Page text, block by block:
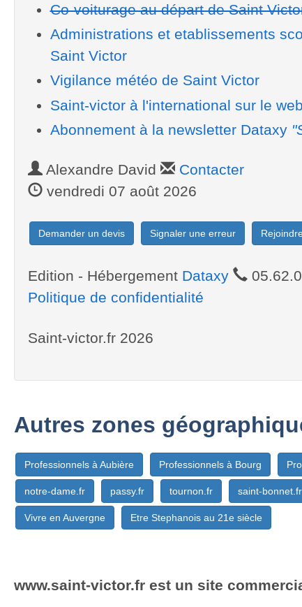
Co-voiturage au départ de Saint
Administrations et etablissements
Saint Victor
Vigilance météo de Saint Victor
Saint-victor à l'international sur le web
Abonnement à la newsletter Dataxy
Alexandre David
Contacter
vendredi 07 août 2026
Demander un devis Signaler une erreur
Edition - Hébergement Dataxy
Politique de confidentialité
Saint-victor.fr 2026
Autres zones
Professionnels à Aubière Professionnels à Bourg
notre-dame.fr passy.fr tournon.fr saint-bonnet.fr
Vivre en Auvergne Etre Stephanois au 21e siècle
www.saint-victor.fr est un site